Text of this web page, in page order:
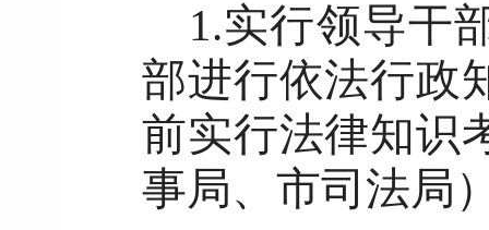
1.实行领导干
部进行依法行政
前实行法律知识
事局、市司法局